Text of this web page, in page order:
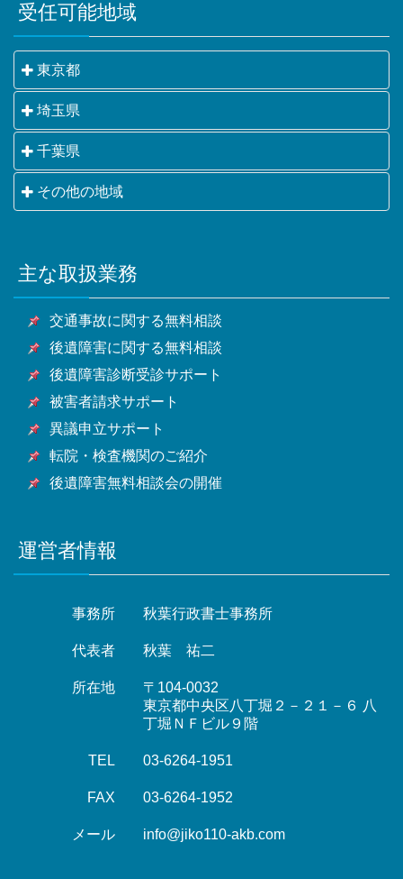
受任可能地域
東京都
千代田区・中央区・港区・新宿区・文京区・台東区・
墨田区・江東区・品川区・目黒区・大田区・世田谷
区・渋谷区・中野区・杉並区・豊島区・北区・荒川
区・板橋区・練馬区・足立区・葛飾区・江戸川区・八
王子市・立川市・武蔵野市・三鷹市・青梅市・府中
市・東大和市・清瀬市・東久留米市・武蔵村山市・多
摩市・稲城市・羽村市・あきる野市・西東京市他東京
都全域
埼玉県
さいたま市・川越市・熊谷市・川口市・行田市・秩父
市・所沢市・飯能市・加須市・本庄市・東松山市・春
日部市・狭山市・羽生市・鴻巣市・深谷市・上尾市・
潮市・富士見市・三郷市・蓮田市・坂戸市・幸手市・
鶴ヶ島市・日高市・吉川市・ふじみ野市・白岡市他埼
千葉県
千葉市・銚子市・市川市・船橋市・館山市・木更津
市・松戸市・野田市・茂原市・成田市・佐倉市・東金
市・富津市・浦安市・四街道市・袖ケ浦市・八街市・
印西市・白井市・富里市・南房総市・匝瑳市・香取
市・山武市・いすみ市・大網白里市他千葉県全域
その他の地域
甲府市・山梨市・南アルプス市他山梨県全域・長野
県・静岡県等
主な取扱業務
交通事故に関する無料相談
後遺障害に関する無料相談
後遺障害診断受診サポート
被害者請求サポート
異議申立サポート
転院・検査機関のご紹介
後遺障害無料相談会の開催
運営者情報
事務所 秋葉行政書士事務所
代表者 秋葉 祐二
所在地
〒104-0032
東京都中央区八丁堀２－２１－６ 八
丁堀ＮＦビル９階
TEL 03-6264-1951
FAX 03-6264-1952
メール info@jiko110-akb.com